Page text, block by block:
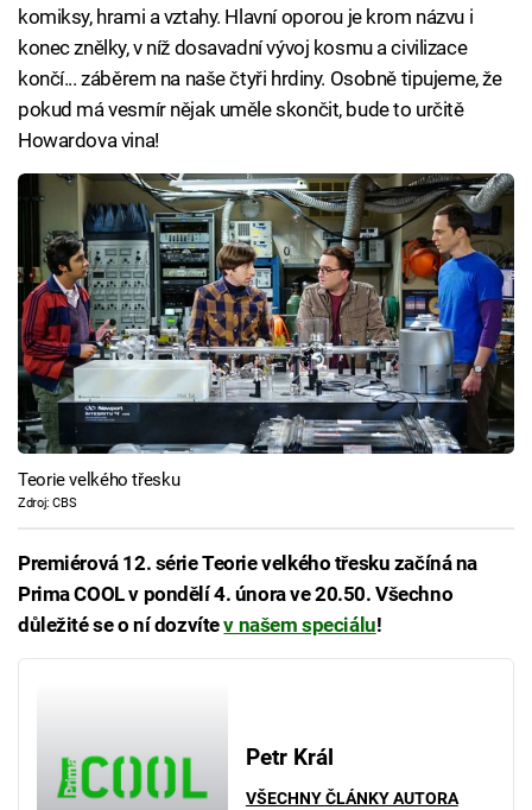
komiksy, hrami a vztahy. Hlavní oporou je krom názvu i
konec znělky, v níž dosavadní vývoj kosmu a civilizace
končí... záběrem na naše čtyři hrdiny. Osobně tipujeme, že
pokud má vesmír nějak uměle skončit, bude to určitě
Howardova vina!
Teorie velkého třesku
Zdroj: CBS
Premiérová 12. série Teorie velkého třesku začíná na
Prima COOL v pondělí 4. února ve 20.50. Všechno
důležité se o ní dozvítev našem speciálu!
Petr Král
VŠECHNY ČLÁNKY AUTORA